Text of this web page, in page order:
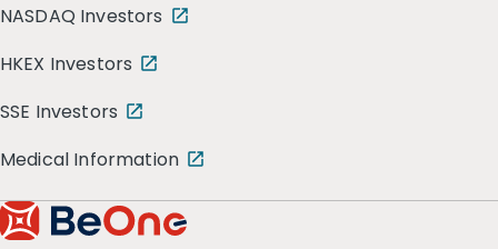
NASDAQ Investors
HKEX Investors
SSE Investors
Medical Information